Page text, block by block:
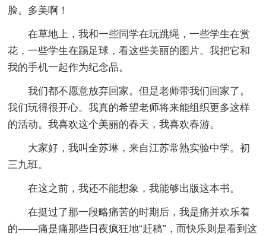
脸。多美啊！
在草地上，我和一些同学在玩跳绳，一些学生在赏
花，一些学生在踢足球，看这些美丽的图片。我把它和
我的手机一起作为纪念品。
我们都不愿意放弃回家。但是老师带我们回家了。
我们玩得很开心。我真的希望老师将来能组织更多这样
的活动。我喜欢这个美丽的春天，我喜欢春游。
大家好，我叫全苏琳，来自江苏常熟实验中学。初
三九班。
在这之前，我还不能想象，我能够出版这本书。
在挺过了那一段略痛苦的时期后，我是痛并欢乐着
的——痛是痛那些日夜疯狂地“赶稿”，而快乐则是看到这